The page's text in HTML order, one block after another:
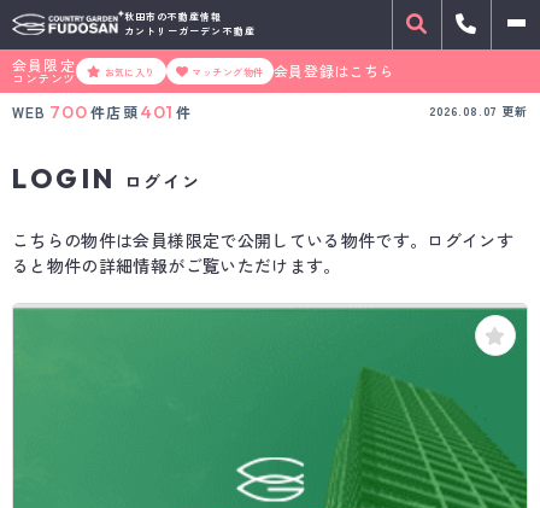
秋田市の不動産情報
カントリーガーデン不動産
会員限定
コンテンツ お気に入り マッチング物件
会員登録はこちら
WEB 700件店頭401 件 2026.08.07 更新
LOGIN ログイン
こちらの物件は会員様限定で公開している物件です。ログインす
ると物件の詳細情報がご覧いただけます。